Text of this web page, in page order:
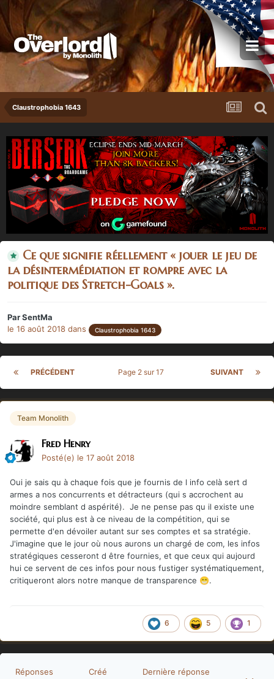
Claustrophobia 1643
Ce que signifie réellement « jouer le jeu de
la désintermédiation et rompre avec la
politique des Stretch-Goals ».
ParSentMa
le 16 août 2018 dans Claustrophobia 1643
PRÉCÉDENT SUIVANT
Page 2 sur 17
Team Monolith
Fred Henry
Posté(e) le 17 août 2018
Oui je sais qu à chaque fois que je fournis de l info celà sert d
armes a nos concurrents et détracteurs (qui s accrochent au
moindre semblant d aspérité). Je ne pense pas qu il existe une
société, qui plus est à ce niveau de la compétition, qui se
permette d'en dévoiler autant sur ses comptes et sa stratégie.
J'imagine que le jour où nous aurons un chargé de com, les infos
stratégiques cesseront d être fournies, et que ceux qui aujourd
hui ce servent de ces infos pour nous fustiger systématiquement,
critiqueront alors notre manque de transparence 😁.
6 5 1
Réponses Créé Dernière réponse